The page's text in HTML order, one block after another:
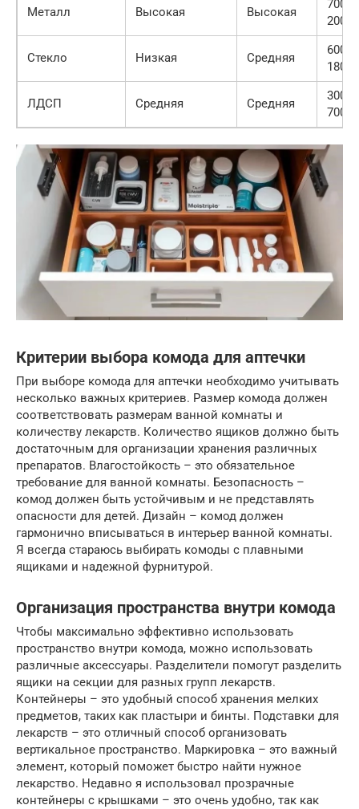
Металл Высокая Высокая
7000-
20000
Стекло Низкая Средняя
6000-
18000
ЛДСП Средняя Средняя
3000-
7000
Критерии выбора комода для аптечки
При выборе комода для аптечки необходимо учитывать
несколько важных критериев. Размер комода должен
соответствовать размерам ванной комнаты и
количеству лекарств. Количество ящиков должно быть
достаточным для организации хранения различных
препаратов. Влагостойкость – это обязательное
требование для ванной комнаты. Безопасность –
комод должен быть устойчивым и не представлять
опасности для детей. Дизайн – комод должен
гармонично вписываться в интерьер ванной комнаты.
Я всегда стараюсь выбирать комоды с плавными
ящиками и надежной фурнитурой.
Организация пространства внутри комода
Чтобы максимально эффективно использовать
пространство внутри комода, можно использовать
различные аксессуары. Разделители помогут разделить
ящики на секции для разных групп лекарств.
Контейнеры – это удобный способ хранения мелких
предметов, таких как пластыри и бинты. Подставки для
лекарств – это отличный способ организовать
вертикальное пространство. Маркировка – это важный
элемент, который поможет быстро найти нужное
лекарство. Недавно я использовал прозрачные
контейнеры с крышками – это очень удобно, так как